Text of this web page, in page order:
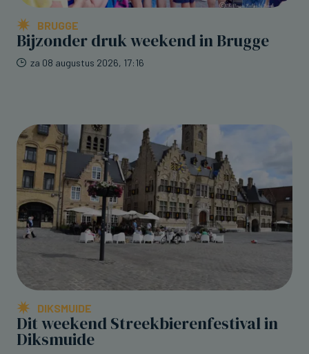
BRUGGE
Bijzonder druk weekend in Brugge
za 08 augustus 2026, 17:16
DIKSMUIDE
Dit weekend Streekbierenfestival in
Diksmuide